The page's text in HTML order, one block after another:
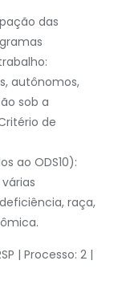
das
autônomos,
sob a
de
ao ODS10):
raça,
| Processo: 2 |